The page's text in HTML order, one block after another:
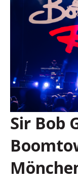
Sir Bob